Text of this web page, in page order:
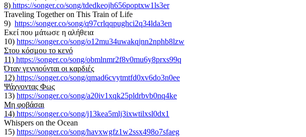
8) https://songer.co/song/tdedkeojh656poptxw1ls3er
Traveling Together on This Train of Life
9) https://songer.co/song/q97crlqqpughci2q34lda3en
Εκεί που μάτωσε η αλήθεια
10) https://songer.co/song/o12mu34uwakqjnn2nphb8lzw
Στου κόσμου το κενό
11) https://songer.co/song/obmlnmr2f8v0mu6y8prxs99q
Όταν γεννιούνται οι καρδιές
12) https://songer.co/song/qmad6cvytmtfd0xv6do3n0ee
Ψάχνοντας Φως
13) https://songer.co/song/a20iv1xqk25pldrbvb0nq4ke
Μη φοβάσαι
14) https://songer.co/song/j13kea5mlj3ixwtilxsl0dx1
Whispers on the Ocean
15) https://songer.co/song/havxwgfz1w2ssx498o7sfaeg